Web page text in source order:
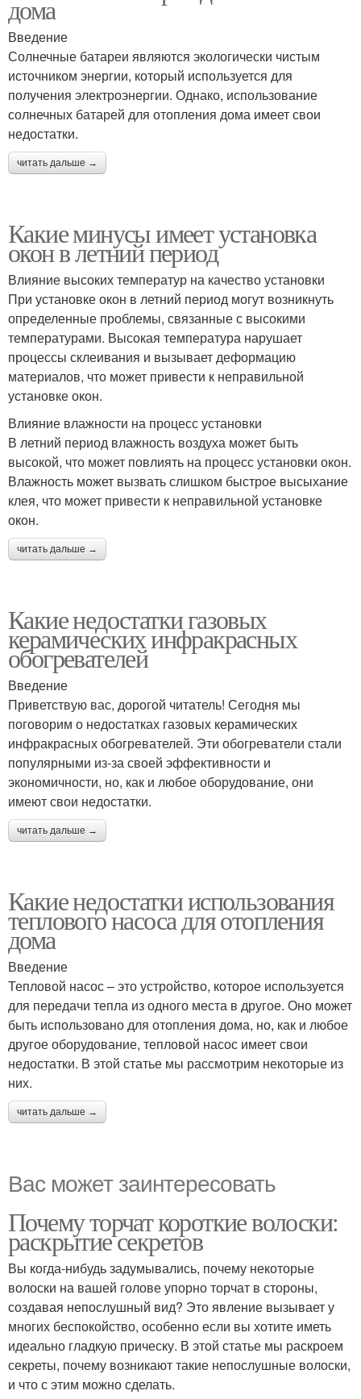
дома
Введение
Солнечные батареи являются экологически чистым
источником энергии, который используется для
получения электроэнергии. Однако, использование
солнечных батарей для отопления дома имеет свои
недостатки.
читать дальше →
Какие минусы имеет установка
окон в летний период
Влияние высоких температур на качество установки
При установке окон в летний период могут возникнуть
определенные проблемы, связанные с высокими
температурами. Высокая температура нарушает
процессы склеивания и вызывает деформацию
материалов, что может привести к неправильной
установке окон.
Влияние влажности на процесс установки
В летний период влажность воздуха может быть
высокой, что может повлиять на процесс установки окон.
Влажность может вызвать слишком быстрое высыхание
клея, что может привести к неправильной установке
окон.
читать дальше →
Какие недостатки газовых
керамических инфракрасных
обогревателей
Введение
Приветствую вас, дорогой читатель! Сегодня мы
поговорим о недостатках газовых керамических
инфракрасных обогревателей. Эти обогреватели стали
популярными из-за своей эффективности и
экономичности, но, как и любое оборудование, они
имеют свои недостатки.
читать дальше →
Какие недостатки использования
теплового насоса для отопления
дома
Введение
Тепловой насос – это устройство, которое используется
для передачи тепла из одного места в другое. Оно может
быть использовано для отопления дома, но, как и любое
другое оборудование, тепловой насос имеет свои
недостатки. В этой статье мы рассмотрим некоторые из
них.
читать дальше →
Вас может заинтересовать
Почему торчат короткие волоски:
раскрытие секретов
Вы когда-нибудь задумывались, почему некоторые
волоски на вашей голове упорно торчат в стороны,
создавая непослушный вид? Это явление вызывает у
многих беспокойство, особенно если вы хотите иметь
идеально гладкую прическу. В этой статье мы раскроем
секреты, почему возникают такие непослушные волоски,
и что с этим можно сделать.